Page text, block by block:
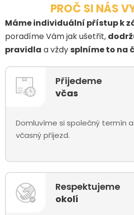
PROČ SI NÁS
Máme individuální přístup k
poradíme Vám jak ušetřit,
pravidla a vždy splníme to na
Přijedeme
včas
Domluvíme si společný termín
včasný příjezd.
Respektujeme
okolí